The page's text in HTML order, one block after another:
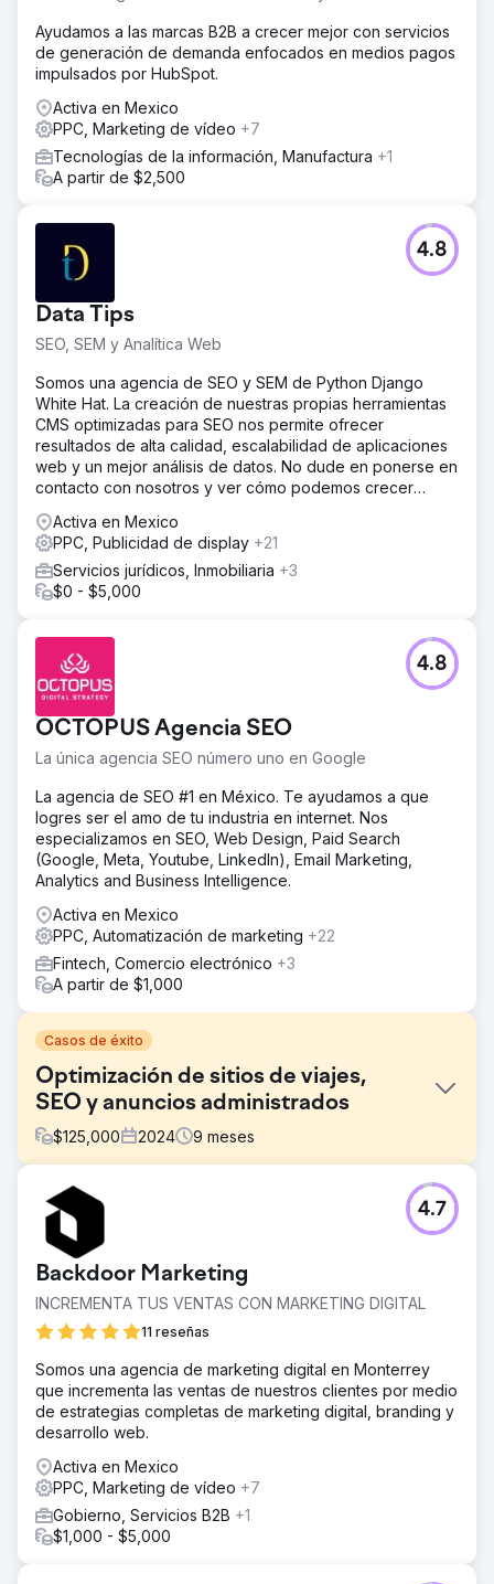
Ayudamos a las marcas B2B a crecer mejor con servicios
de generación de demanda enfocados en medios pagos
impulsados por HubSpot.
Activa en Mexico
PPC, Marketing de vídeo +7
Tecnologías de la información, Manufactura +1
A partir de $2,500
Data Tips
SEO, SEM y Analítica Web
4.8
Somos una agencia de SEO y SEM de Python Django
White Hat. La creación de nuestras propias herramientas
CMS optimizadas para SEO nos permite ofrecer
resultados de alta calidad, escalabilidad de aplicaciones
web y un mejor análisis de datos. No dude en ponerse en
contacto con nosotros y ver cómo podemos crecer
Activa en Mexico
PPC, Publicidad de display +21
Servicios jurídicos, Inmobiliaria +3
$0 - $5,000
OCTOPUS Agencia SEO
La única agencia SEO número uno en Google
4.8
La agencia de SEO #1 en México. Te ayudamos a que
logres ser el amo de tu industria en internet. Nos
especializamos en SEO, Web Design, Paid Search
(Google, Meta, Youtube, LinkedIn), Email Marketing,
Analytics and Business Intelligence.
Activa en Mexico
PPC, Automatización de marketing +22
Fintech, Comercio electrónico +3
A partir de $1,000
Casos de éxito
Optimización de sitios de viajes,
SEO y anuncios administrados
$125,000 2024 9 meses
El reto
Perfect Afternoon rediseñó un sitio web de viajes para
cumplir con los requisitos técnicos de SEO, mejorando el
rendimiento y la visibilidad. Crearon páginas de destino
específicas, las vincularon a una campaña de anuncios
pagados estratégica y lograron un éxito significativo al
aumentar el tráfico orgánico ganado y las conversiones.
Realizamos una auditoría exhaustiva del sitio,
identificamos problemas técnicos e implementamos
correcciones. Comparamos la velocidad del sitio, el
rendimiento y la experiencia de usuario móvil, lo que
generó mejoras específicas. Estos esfuerzos dieron
como resultado un aumento promedio del 29 % en las
conversiones, lo que demuestra la efectividad de
nuestras optimizaciones.
Backdoor Marketing
INCREMENTA TUS VENTAS CON MARKETING DIGITAL
11 reseñas
4.7
Somos una agencia de marketing digital en Monterrey
que incrementa las ventas de nuestros clientes por medio
de estrategias completas de marketing digital, branding y
desarrollo web.
Activa en Mexico
PPC, Marketing de vídeo +7
Gobierno, Servicios B2B +1
$1,000 - $5,000